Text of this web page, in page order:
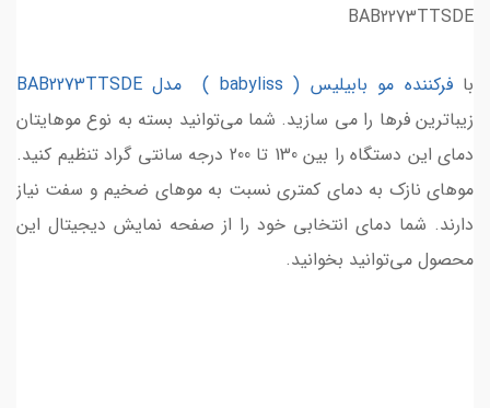
BAB2273TTSDE
بافرکننده مو بابیلیس ( babyliss ) مدل BAB2273TTSDE
زیباترین فرها را می سازید. شما می‌توانید بسته به نوع موهایتان
دمای این دستگاه را بین 130 تا 200 درجه سانتی گراد تنظیم کنید.
موهای نازک به دمای کمتری نسبت به موهای ضخیم و سفت نیاز
دارند. شما دمای انتخابی خود را از صفحه نمایش دیجیتال این
محصول می‌توانید بخوانید.